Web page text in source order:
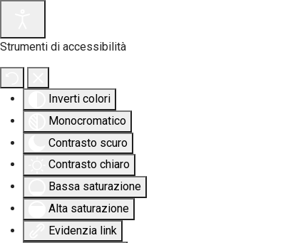
Strumenti di accessibilità
Inverti colori
Monocromatico
Contrasto scuro
Contrasto chiaro
Bassa saturazione
Alta saturazione
Evidenzia link